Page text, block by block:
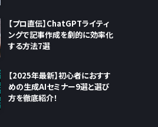
【プロ直伝】ChatGPTライティ
ングで記事作成を劇的に効率化
する方法7選
【2025年最新】初心者におすす
めの生成AIセミナー9選と選び
方を徹底紹介！